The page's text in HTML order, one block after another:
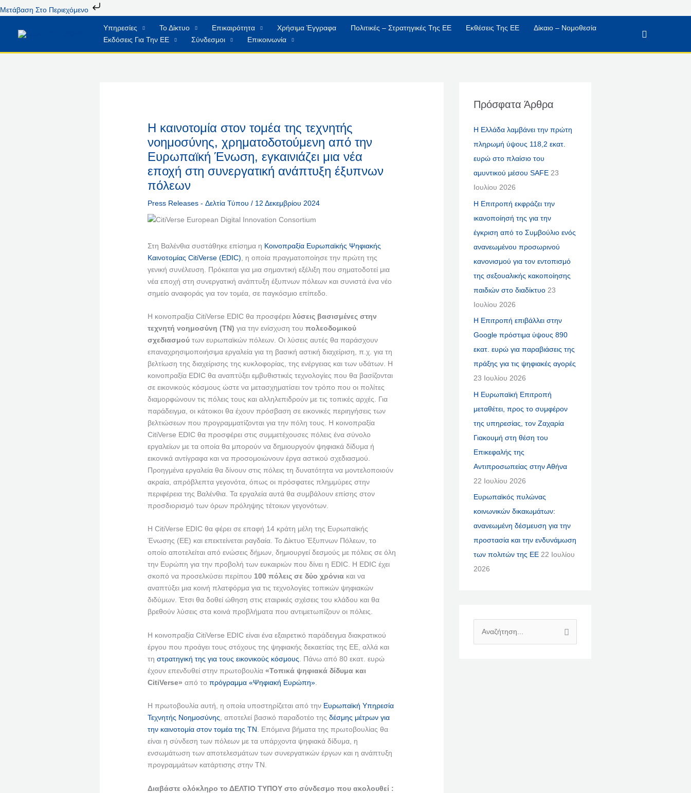
Μετάβαση Στο Περιεχόμενο
Στο
Περιεχόμενο
Υπηρεσίες Το Δίκτυο Επικαιρότητα Χρήσιμα Έγγραφα Πολιτικές – Στρατηγικές Της ΕΕ Εκθέσεις Της ΕΕ
Δίκαιο – Νομοθεσία
Εκδόσεις Για Την ΕΕ
Σύνδεσμοι Επικοινωνία
Αναζήτηση
Η καινοτομία στον τομέα της τεχνητής
νοημοσύνης, χρηματοδοτούμενη από την
Ευρωπαϊκή Ένωση, εγκαινιάζει μια νέα
εποχή στη συνεργατική ανάπτυξη έξυπνων
πόλεων
Press Releases - Δελτία Τύπου / 12 Δεκεμβρίου 2024
Στη Βαλένθια συστάθηκε επίσημα η Κοινοπραξία Ευρωπαϊκής Ψηφιακής
Καινοτομίας CitiVerse (EDIC) , η οποία πραγματοποίησε την πρώτη της
γενική συνέλευση. Πρόκειται για μια σημαντική εξέλιξη που σηματοδοτεί μια
νέα εποχή στη συνεργατική ανάπτυξη έξυπνων πόλεων και συνιστά ένα νέο
σημείο αναφοράς για τον τομέα, σε παγκόσμιο επίπεδο.
Η κοινοπραξία CitiVerse EDIC θα προσφέρει λύσεις βασισμένες στην
τεχνητή νοημοσύνη (ΤΝ) για την ενίσχυση του πολεοδομικού
σχεδιασμούτων ευρωπαϊκών πόλεων. Οι λύσεις αυτές θα παράσχουν
επαναχρησιμοποιήσιμα εργαλεία για τη βασική αστική διαχείριση, π.χ. για τη
βελτίωση της διαχείρισης της κυκλοφορίας, της ενέργειας και των υδάτων. Η
κοινοπραξία EDIC θα αναπτύξει εμβυθιστικές τεχνολογίες που θα βασίζονται
σε εικονικούς κόσμους ώστε να μετασχηματίσει τον τρόπο που οι πολίτες
διαμορφώνουν τις πόλεις τους και αλληλεπιδρούν με τις τοπικές αρχές. Για
παράδειγμα, οι κάτοικοι θα έχουν πρόσβαση σε εικονικές περιηγήσεις των
βελτιώσεων που προγραμματίζονται για την πόλη τους. Η κοινοπραξία
CitiVerse EDIC θα προσφέρει στις συμμετέχουσες πόλεις ένα σύνολο
εργαλείων με τα οποία θα μπορούν να δημιουργούν ψηφιακά δίδυμα ή
εικονικά αντίγραφα και να προσομοιώνουν έργα αστικού σχεδιασμού.
Προηγμένα εργαλεία θα δίνουν στις πόλεις τη δυνατότητα να μοντελοποιούν
ακραία, απρόβλεπτα γεγονότα, όπως οι πρόσφατες πλημμύρες στην
περιφέρεια της Βαλένθια. Τα εργαλεία αυτά θα συμβάλουν επίσης στον
προσδιορισμό των όρων πρόληψης τέτοιων γεγονότων.
Η CitiVerse EDIC θα φέρει σε επαφή 14 κράτη μέλη της Ευρωπαϊκής
Ένωσης (ΕΕ) και επεκτείνεται ραγδαία. Το Δίκτυο Έξυπνων Πόλεων, το
οποίο αποτελείται από ενώσεις δήμων, δημιουργεί δεσμούς με πόλεις σε όλη
την Ευρώπη για την προβολή των ευκαιριών που δίνει η EDIC. Η EDIC έχει
σκοπό να προσελκύσει περίπου 100 πόλεις σε δύο χρόνιακαι να
αναπτύξει μια κοινή πλατφόρμα για τις τεχνολογίες τοπικών ψηφιακών
διδύμων. Έτσι θα δοθεί ώθηση στις εταιρικές σχέσεις του κλάδου και θα
βρεθούν λύσεις στα κοινά προβλήματα που αντιμετωπίζουν οι πόλεις.
Η κοινοπραξία CitiVerse EDIC είναι ένα εξαιρετικό παράδειγμα διακρατικού
έργου που προάγει τους στόχους της ψηφιακής δεκαετίας της ΕΕ, αλλά και
τη στρατηγική της για τους εικονικούς κόσμους . Πάνω από 80 εκατ. ευρώ
έχουν επενδυθεί στην πρωτοβουλία «Τοπικά ψηφιακά δίδυμα και
CitiVerse» από το πρόγραμμα «Ψηφιακή Ευρώπη».
Η πρωτοβουλία αυτή, η οποία υποστηρίζεται από την Ευρωπαϊκή Υπηρεσία
Τεχνητής Νοημοσύνης , αποτελεί βασικό παραδοτέο της δέσμης μέτρων για
την καινοτομία στον τομέα της ΤΝ . Επόμενα βήματα της πρωτοβουλίας θα
είναι η σύνδεση των πόλεων με τα υπάρχοντα ψηφιακά δίδυμα, η
ενσωμάτωση των αποτελεσμάτων των συνεργατικών έργων και η ανάπτυξη
προγραμμάτων κατάρτισης στην ΤΝ.
Διαβάστε ολόκληρο το ΔΕΛΤΙΟ ΤΥΠΟΥ στο σύνδεσμο που ακολουθεί :
Πρόσφατα Άρθρα
Η Ελλάδα λαμβάνει την πρώτη
πληρωμή ύψους 118,2 εκατ.
ευρώ στο πλαίσιο του
αμυντικού μέσου SAFE 23
Ιουλίου 2026
Η Επιτροπή εκφράζει την
ικανοποίησή της για την
έγκριση από το Συμβούλιο ενός
ανανεωμένου προσωρινού
κανονισμού για τον εντοπισμό
της σεξουαλικής κακοποίησης
παιδιών στο διαδίκτυο 23
Ιουλίου 2026
Η Επιτροπή επιβάλλει στην
Google πρόστιμα ύψους 890
εκατ. ευρώ για παραβιάσεις της
πράξης για τις ψηφιακές αγορές
23 Ιουλίου 2026
Η Ευρωπαϊκή Επιτροπή
μεταθέτει, προς το συμφέρον
της υπηρεσίας, τον Ζαχαρία
Γιακουμή στη θέση του
Επικεφαλής της
Αντιπροσωπείας στην Αθήνα
22 Ιουλίου 2026
Ευρωπαϊκός πυλώνας
κοινωνικών δικαιωμάτων:
ανανεωμένη δέσμευση για την
προστασία και την ενδυνάμωση
των πολιτών της ΕΕ 22 Ιουλίου
2026